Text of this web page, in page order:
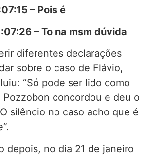
– Pois é
– To na msm dúvida
diferentes declarações
sobre o caso de Flávio,
“Só pode ser lido como
Pozzobon concordou e deu o
silêncio no caso acho que é
depois, no dia 21 de janeiro